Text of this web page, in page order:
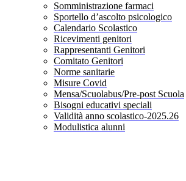
Somministrazione farmaci
Sportello d’ascolto psicologico
Calendario Scolastico
Ricevimenti genitori
Rappresentanti Genitori
Comitato Genitori
Norme sanitarie
Misure Covid
Mensa/Scuolabus/Pre-post Scuola
Bisogni educativi speciali
Validità anno scolastico-2025.26
Modulistica alunni